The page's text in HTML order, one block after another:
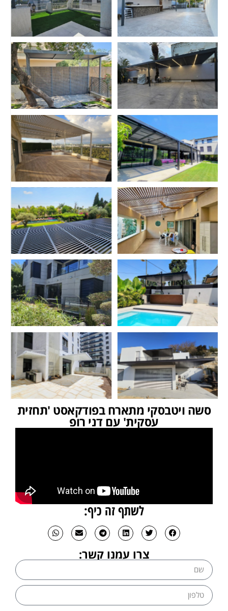
סשה ויטבסקי מתארח בפודקאסט 'תחזית
עסקית' עם דני רופ
לשתף זה כיף:
צרו עמנו קשר: